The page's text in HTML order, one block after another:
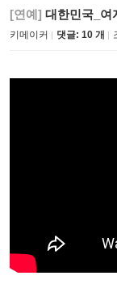
[연예] 대한민국_여
키메이커 댓글: 10 개